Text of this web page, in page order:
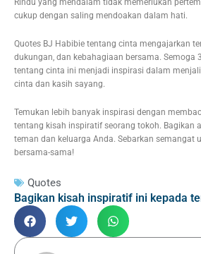
cukup dengan saling mendoakan dalam hati.
Quotes BJ Habibie tentang cinta mengajarkan
dukungan, dan kebahagiaan bersama. Semoga
tentang cinta ini menjadi inspirasi dalam
cinta dan kasih sayang.
Temukan lebih banyak inspirasi dengan
tentang kisah inspiratif seorang tokoh. Bagikan
teman dan keluarga Anda. Sebarkan semangat
bersama-sama!
Quotes
Bagikan kisah inspiratif ini kepada